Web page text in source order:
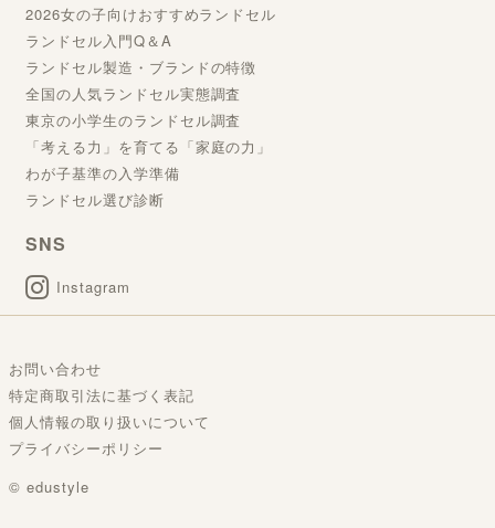
2026女の子向けおすすめランドセル
ランドセル入門Q＆A
ランドセル製造・ブランドの特徴
全国の人気ランドセル実態調査
東京の小学生のランドセル調査
「考える力」を育てる「家庭の力」
わが子基準の入学準備
ランドセル選び診断
SNS
Instagram
お問い合わせ
特定商取引法に基づく表記
個人情報の取り扱いについて
プライバシーポリシー
© edustyle